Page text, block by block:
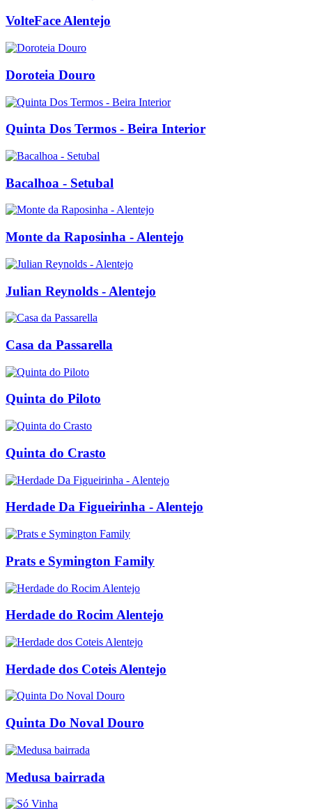
VolteFace Alentejo
Doroteia Douro
Quinta Dos Termos - Beira Interior
Bacalhoa - Setubal
Monte da Raposinha - Alentejo
Julian Reynolds - Alentejo
Casa da Passarella
Quinta do Piloto
Quinta do Crasto
Herdade Da Figueirinha - Alentejo
Prats e Symington Family
Herdade do Rocim Alentejo
Herdade dos Coteis Alentejo
Quinta Do Noval Douro
Medusa bairrada